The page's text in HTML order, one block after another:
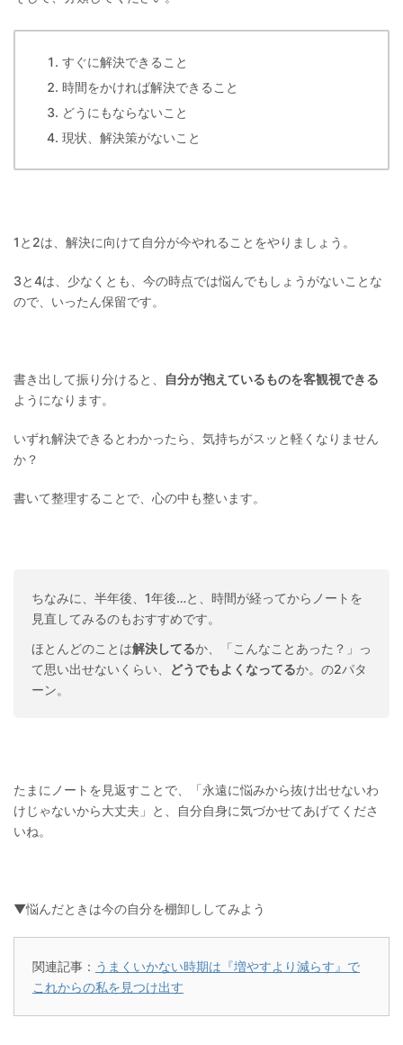
すぐに解決できること
時間をかければ解決できること
どうにもならないこと
現状、解決策がないこと
1と2は、解決に向けて自分が今やれることをやりましょう。
3と4は、少なくとも、今の時点では悩んでもしょうがないことな
ので、いったん保留です。
書き出して振り分けると、
自分が抱えているものを客観視できる
ようになります。
いずれ解決できるとわかったら、気持ちがスッと軽くなりません
か？
書いて整理することで、心の中も整います。
ちなみに、半年後、1年後…と、時間が経ってからノートを
見直してみるのもおすすめです。
ほとんどのことは解決してるか、「こんなことあった？」っ
て思い出せないくらい、
どうでもよくなってるか。の2パタ
ーン。
たまにノートを見返すことで、「永遠に悩みから抜け出せないわ
けじゃないから大丈夫」と、自分自身に気づかせてあげてくださ
いね。
▼悩んだときは今の自分を棚卸ししてみよう
関連記事： うまくいかない時期は『増やすより減らす』で
これからの私を見つけ出す